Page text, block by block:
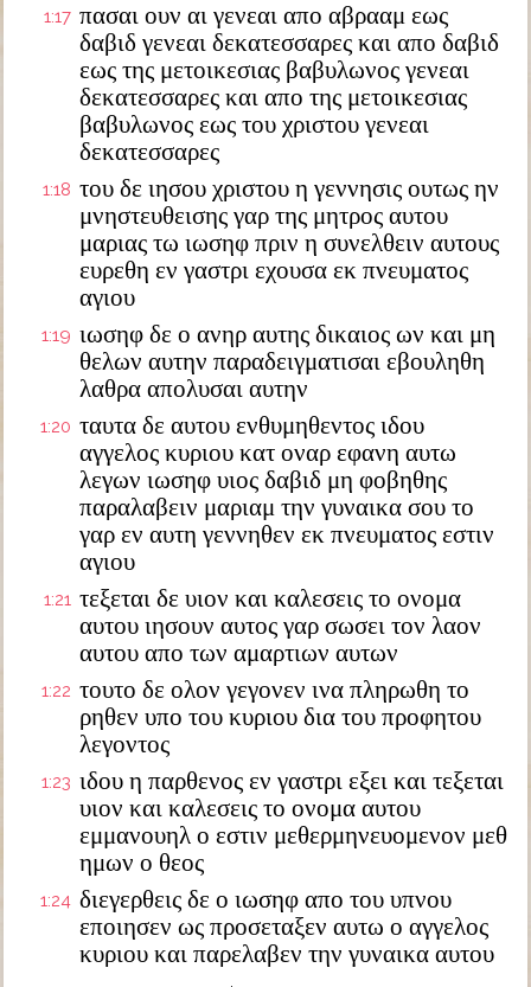
1:17 πασαι ουν αι γενεαι απο αβρααμ εως
δαβιδ γενεαι δεκατεσσαρες και απο δαβιδ
εως της μετοικεσιας βαβυλωνος γενεαι
δεκατεσσαρες και απο της μετοικεσιας
βαβυλωνος εως του χριστου γενεαι
δεκατεσσαρες
1:18 του δε ιησου χριστου η γεννησις ουτως ην
μνηστευθεισης γαρ της μητρος αυτου
μαριας τω ιωσηφ πριν η συνελθειν αυτους
ευρεθη εν γαστρι εχουσα εκ πνευματος
αγιου
1:19 ιωσηφ δε ο ανηρ αυτης δικαιος ων και μη
θελων αυτην παραδειγματισαι εβουληθη
λαθρα απολυσαι αυτην
1:20 ταυτα δε αυτου ενθυμηθεντος ιδου
αγγελος κυριου κατ οναρ εφανη αυτω
λεγων ιωσηφ υιος δαβιδ μη φοβηθης
παραλαβειν μαριαμ την γυναικα σου το
γαρ εν αυτη γεννηθεν εκ πνευματος εστιν
αγιου
1:21 τεξεται δε υιον και καλεσεις το ονομα
αυτου ιησουν αυτος γαρ σωσει τον λαον
αυτου απο των αμαρτιων αυτων
1:22 τουτο δε ολον γεγονεν ινα πληρωθη το
ρηθεν υπο του κυριου δια του προφητου
λεγοντος
1:23 ιδου η παρθενος εν γαστρι εξει και τεξεται
υιον και καλεσεις το ονομα αυτου
εμμανουηλ ο εστιν μεθερμηνευομενον μεθ
ημων ο θεος
1:24 διεγερθεις δε ο ιωσηφ απο του υπνου
εποιησεν ως προσεταξεν αυτω ο αγγελος
κυριου και παρελαβεν την γυναικα αυτου